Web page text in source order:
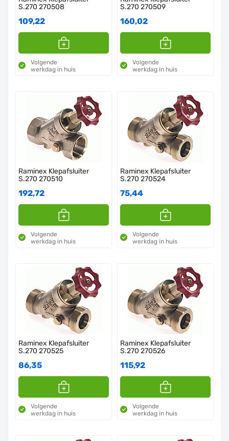
S.270 270508
109,22
Volgende
werkdag in huis
S.270 270509
160,02
Volgende
werkdag in huis
Raminex Klepafsluiter
S.270 270510
192,72
Volgende
werkdag in huis
Raminex Klepafsluiter
S.270 270524
75,44
Volgende
werkdag in huis
Raminex Klepafsluiter
S.270 270525
86,35
Volgende
werkdag in huis
Raminex Klepafsluiter
S.270 270526
115,92
Volgende
werkdag in huis